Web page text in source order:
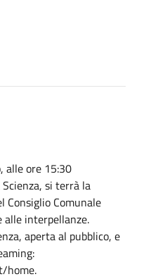
alle ore 15:30
si terrà la
Consiglio Comunale
interpellanze.
aperta al pubblico, e
home.